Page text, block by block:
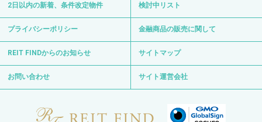
2日以内の新着、条件改定物件 検討中リスト
プライバシーポリシー 金融商品の販売に関して
REIT FINDからのお知らせ サイトマップ
お問い合わせ サイト運営会社